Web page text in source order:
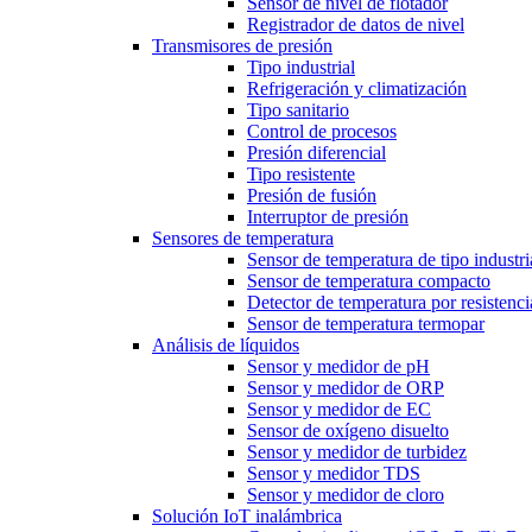
Registrador de datos de nivel
Transmisores de presión
Tipo industrial
Refrigeración y climatización
Tipo sanitario
Control de procesos
Presión diferencial
Tipo resistente
Presión de fusión
Interruptor de presión
Sensores de temperatura
Sensor de temperatura de tipo
Sensor de temperatura compacto
Detector de temperatura por
Sensor de temperatura termopar
Análisis de líquidos
Sensor y medidor de pH
Sensor y medidor de ORP
Sensor y medidor de EC
Sensor de oxígeno disuelto
Sensor y medidor de turbidez
Sensor y medidor TDS
Sensor y medidor de cloro
Solución IoT inalámbrica